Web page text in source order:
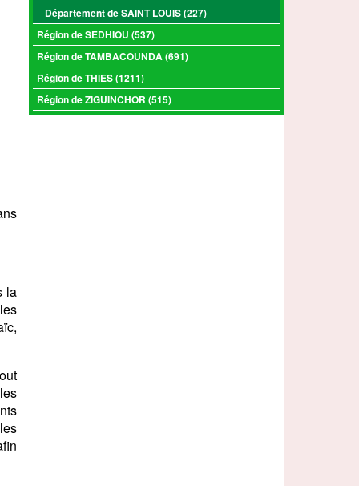
la
Département de SAINT LOUIS (227)
Région de SEDHIOU (537)
Région de TAMBACOUNDA (691)
Région de THIES (1211)
Région de ZIGUINCHOR (515)